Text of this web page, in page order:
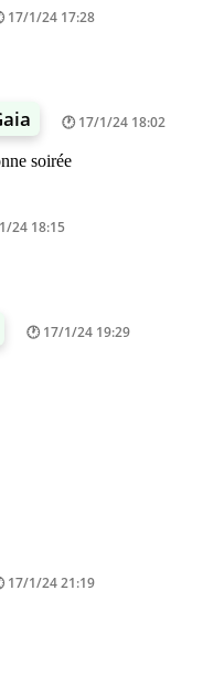
17/1/24 17:28
17/1/24 18:02
soirée
24 18:15
17/1/24 19:29
17/1/24 21:19